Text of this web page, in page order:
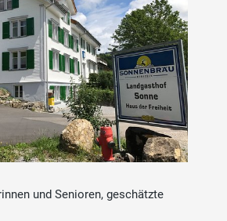
und Senioren, geschätzte